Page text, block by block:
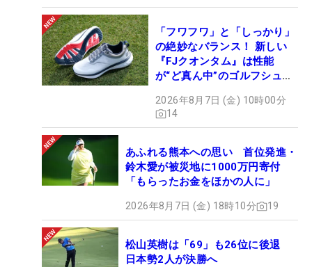
「フワフワ」と「しっかり」
の絶妙なバランス！ 新しい
『FJクオンタム』は性能
が“ど真ん中”のゴルフシュー
2026年8月7日 (金) 10時00分
14
あふれる熊本への思い 首位発進・
鈴木愛が被災地に1000万円寄付
「もらったお金をほかの人に」
2026年8月7日 (金) 18時10分 19
松山英樹は「69」も26位に後退
日本勢2人が決勝へ